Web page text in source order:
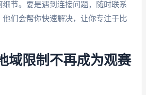
细节。要是遇到连接问题，随时联系
他们会帮你快速解决，让你专注于比
域限制不再成为观赛